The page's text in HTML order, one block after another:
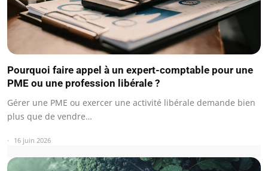
Pourquoi faire appel à un expert-comptable pour une
PME ou une profession libérale ?
Gérer une PME ou exercer une activité libérale demande bien
plus que de vendre…
16 juin 2026